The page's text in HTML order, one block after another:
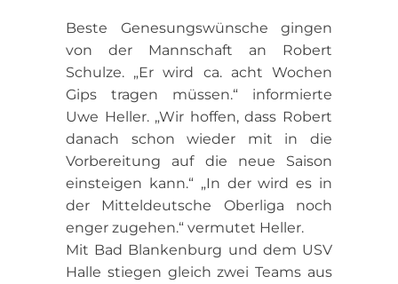
Beste Genesungswünsche gingen
von der Mannschaft an Robert
Schulze. „Er wird ca. acht Wochen
Gips tragen müssen.“ informierte
Uwe Heller. „Wir hoffen, dass Robert
danach schon wieder mit in die
Vorbereitung auf die neue Saison
einsteigen kann.“ „In der wird es in
der Mitteldeutsche Oberliga noch
enger zugehen.“ vermutet Heller.
Mit Bad Blankenburg und dem USV
Halle stiegen gleich zwei Teams aus